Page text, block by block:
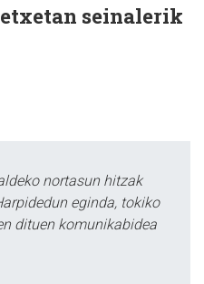
seinalerik
nortasun hitzak
eginda, tokiko
dituen komunikabidea